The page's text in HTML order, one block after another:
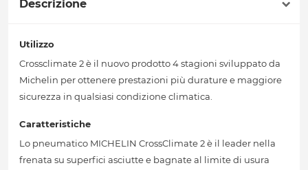
Descrizione
Utilizzo
Crossclimate 2 è il nuovo prodotto 4 stagioni sviluppato da
Michelin per ottenere prestazioni più durature e maggiore
sicurezza in qualsiasi condizione climatica.
Caratteristiche
Lo pneumatico MICHELIN CrossClimate 2 è il leader nella
frenata su superfici asciutte e bagnate al limite di usura